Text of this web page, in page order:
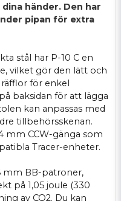
händer. Den har
pipan för extra
stål har P-10 C en
vilket gör den lätt och
räfflor för enkel
baksidan för att lägga
kan anpassas med
tillbehörsskenan.
mm CCW-gänga som
Tracer-enheter.
mm BB-patroner,
på 1,05 joule (330
av CO2. Du kan